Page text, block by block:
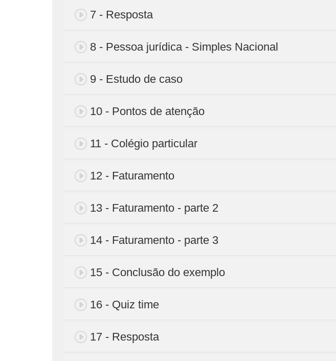
7 - Resposta
8 - Pessoa jurídica - Simples Nacional
9 - Estudo de caso
10 - Pontos de atenção
11 - Colégio particular
12 - Faturamento
13 - Faturamento - parte 2
14 - Faturamento - parte 3
15 - Conclusão do exemplo
16 - Quiz time
17 - Resposta